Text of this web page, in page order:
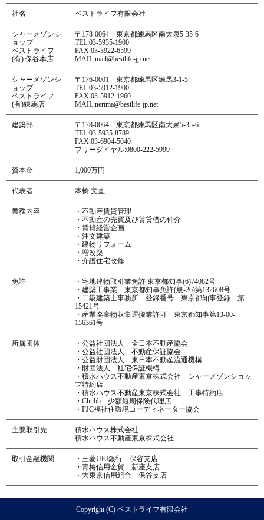
社名 ベストライフ有限会社
シャーメゾンシ
ョップ
ベストライフ
(有) 保谷本店
〒178-0064 東京都練馬区南大泉5-35-6
TEL:03-5935-1900
FAX:03-3922-6599
MAIL:mail@bestlife-jp.net
シャーメゾンシ
ョップ
ベストライフ
(有)練馬店
〒176-0001 東京都練馬区練馬3-1-5
TEL:03-5912-1900
FAX:03-5912-1960
MAIL:nerima@bestlife-jp.net
建築部
〒178-0064 東京都練馬区南大泉5-35-6
TEL:03-5935-8789
FAX:03-6904-5040
フリーダイヤル:0800-222-5999
資本金 1,000万円
代表者 本橋 文直
業務内容
・不動産賃貸管理
・不動産の売買及び賃貸借の仲介
・賃貸経営企画
・注文建築
・建物リフォーム
・増改築
・介護住宅改修
免許
・宅地建物取引業免許 東京都知事(6)74082号
・建築工事業 東京都知事免許(般-26)第132608号
・二級建築士事務所 登録番号 東京都知事登録 第
15421号
・産業廃棄物収集運搬業許可 東京都知事第13-00-
156361号
所属団体
・公益社団法人 全日本不動産協会
・公益社団法人 不動産保証協会
・公益財団法人 東日本不動産流通機構
・財団法人 社宅保証機構
・積水ハウス不動産東京株式会社 シャーメゾンショッ
プ特約店
・積水ハウス不動産東京株式会社 工事特約店
・Chubb 少額短期保険代理店
・FJC福祉住環境コーディネーター協会
主要取引先
積水ハウス株式会社
積水ハウス不動産東京株式会社
取引金融機関
・三菱UFJ銀行 保谷支店
・青梅信用金貨 新座支店
・大東京信用組合 保谷支店
Copyright (C) ベストライフ有限会社